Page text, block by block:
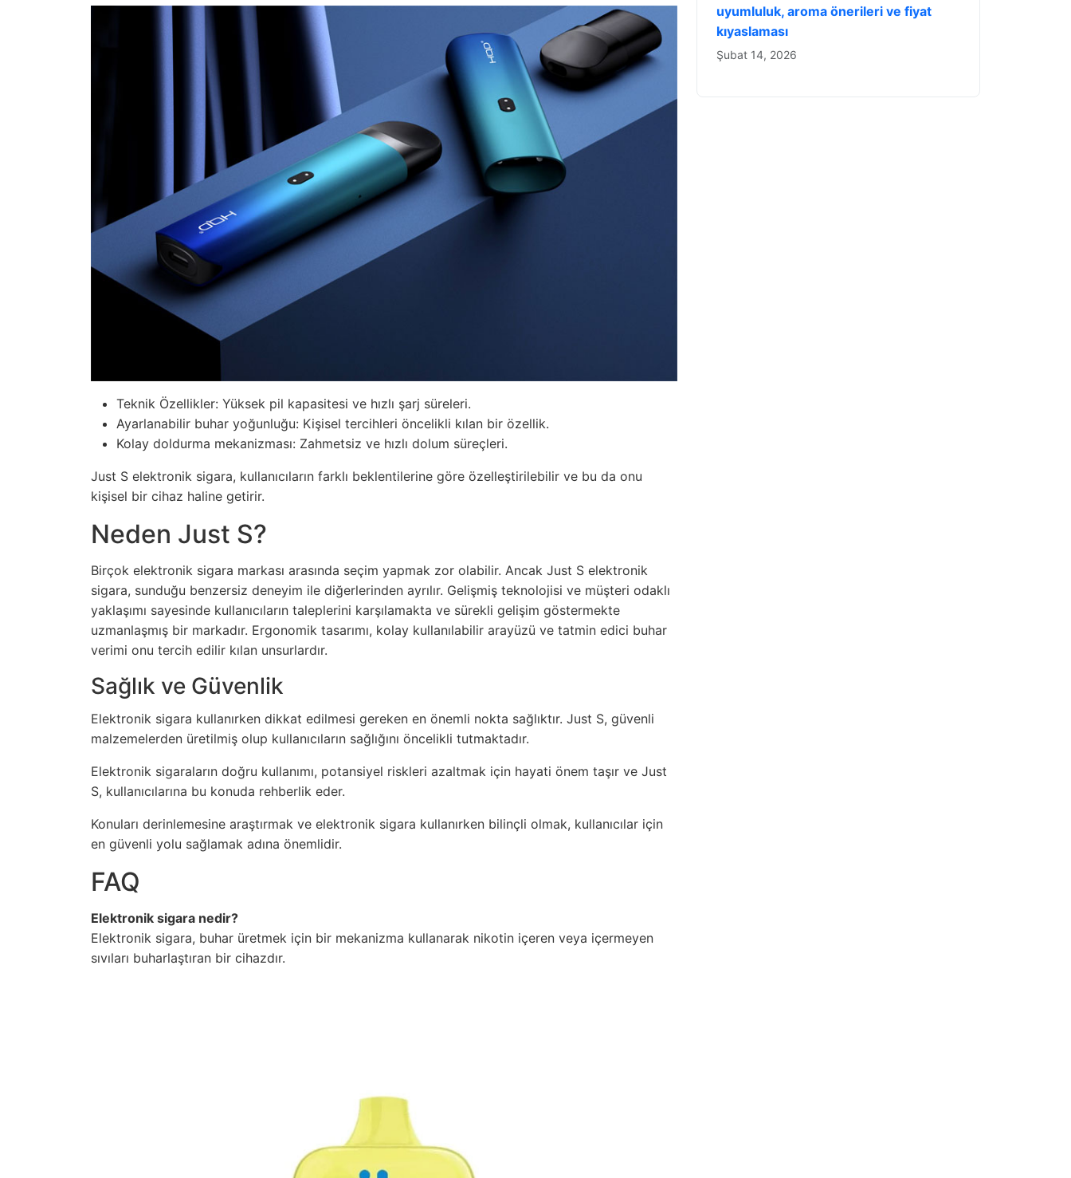
Teknik Özellikler: Yüksek pil kapasitesi ve hızlı şarj süreleri.
Ayarlanabilir buhar yoğunluğu: Kişisel tercihleri öncelikli kılan bir özellik.
Kolay doldurma mekanizması: Zahmetsiz ve hızlı dolum süreçleri.
Just S elektronik sigara, kullanıcıların farklı beklentilerine göre özelleştirilebilir ve bu da onu
kişisel bir cihaz haline getirir.
Neden Just S?
Birçok elektronik sigara markası arasında seçim yapmak zor olabilir. Ancak Just S elektronik
sigara, sunduğu benzersiz deneyim ile diğerlerinden ayrılır. Gelişmiş teknolojisi ve müşteri odaklı
yaklaşımı sayesinde kullanıcıların taleplerini karşılamakta ve sürekli gelişim göstermekte
uzmanlaşmış bir markadır. Ergonomik tasarımı, kolay kullanılabilir arayüzü ve tatmin edici buhar
verimi onu tercih edilir kılan unsurlardır.
Sağlık ve Güvenlik
Elektronik sigara kullanırken dikkat edilmesi gereken en önemli nokta sağlıktır. Just S, güvenli
malzemelerden üretilmiş olup kullanıcıların sağlığını öncelikli tutmaktadır.
Elektronik sigaraların doğru kullanımı, potansiyel riskleri azaltmak için hayati önem taşır ve Just
S, kullanıcılarına bu konuda rehberlik eder.
Konuları derinlemesine araştırmak ve elektronik sigara kullanırken bilinçli olmak, kullanıcılar için
en güvenli yolu sağlamak adına önemlidir.
FAQ
Elektronik sigara nedir?
Elektronik sigara, buhar üretmek için bir mekanizma kullanarak nikotin içeren veya içermeyen
sıvıları buharlaştıran bir cihazdır.
uyumluluk, aroma önerileri ve fiyat
kıyaslaması
Şubat 14, 2026